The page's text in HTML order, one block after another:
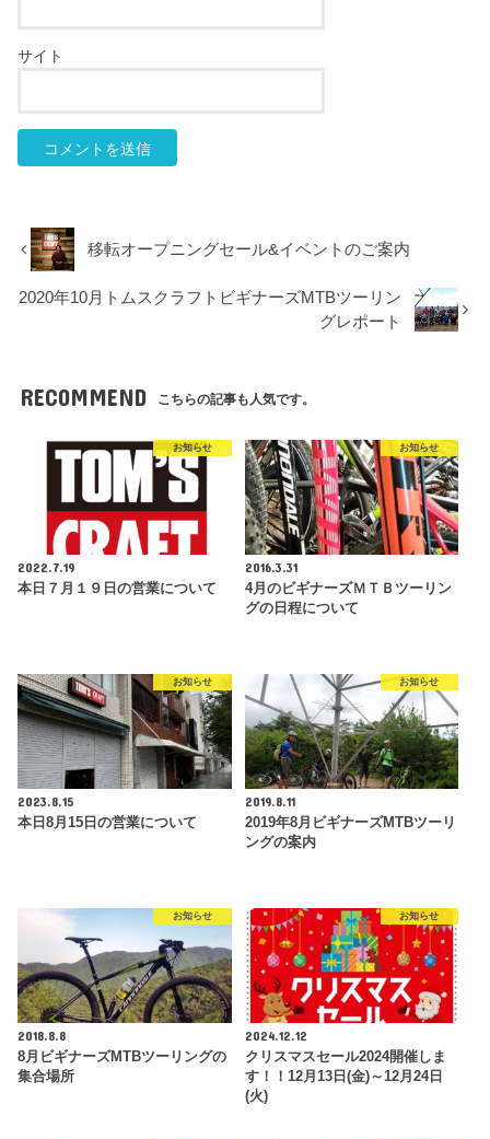
サイト
移転オープニングセール&イベントのご案内
2020年10月トムスクラフトビギナーズMTBツーリン
グレポート
RECOMMEND こちらの記事も人気です。
お知らせ
2022.7.19
本日７月１９日の営業について
お知らせ
2016.3.31
4月のビギナーズＭＴＢツーリン
グの日程について
お知らせ
2023.8.15
本日8月15日の営業について
お知らせ
2019.8.11
2019年8月ビギナーズMTBツーリ
ングの案内
お知らせ
2018.8.8
8月ビギナーズMTBツーリングの
集合場所
お知らせ
2024.12.12
クリスマスセール2024開催しま
す！！12月13日(金)～12月24日
(火)